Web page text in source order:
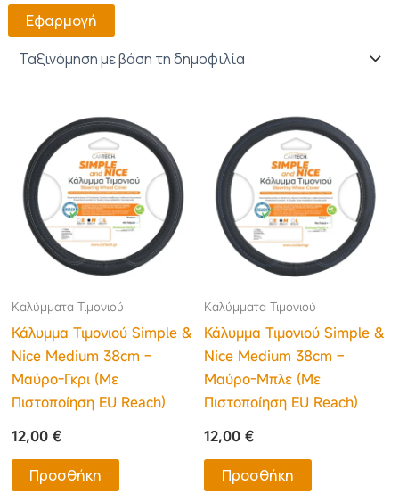
Εφαρμογή
Καλύμματα Τιμονιού
Κάλυμμα Τιμονιού Simple &
Nice Medium 38cm –
Μαύρο-Γκρι (Με
Πιστοποίηση EU Reach)
12,00€
Προσθήκη
Καλύμματα Τιμονιού
Κάλυμμα Τιμονιού Simple &
Nice Medium 38cm –
Μαύρο-Μπλε (Με
Πιστοποίηση EU Reach)
12,00 €
Προσθήκη